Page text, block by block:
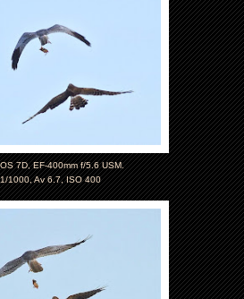
7D, EF-400mm f/5.6 USM.
1000, Av 6.7, ISO 400